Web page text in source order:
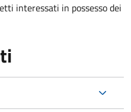
interessati in possesso dei